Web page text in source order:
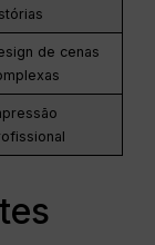
de cenas